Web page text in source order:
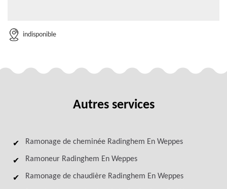
indisponible
Autres services
Ramonage de cheminée Radinghem En Weppes
Ramoneur Radinghem En Weppes
Ramonage de chaudière Radinghem En Weppes